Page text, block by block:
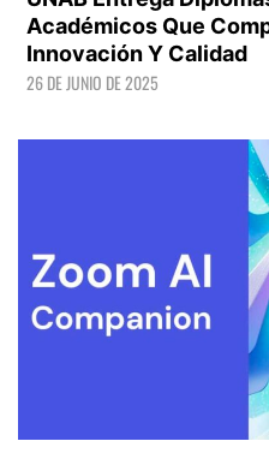
Académicos Que
Innovación Y Calidad
26 DE JUNIO DE 2025